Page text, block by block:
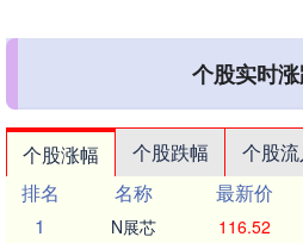
个股实时
个股涨幅 个股跌幅 个股流
排名
名称 最新价
1
N展芯 116.52